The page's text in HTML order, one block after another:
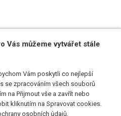
Vás můžeme vytvářet stále
Vám poskytli co nejlepší
se zpracováním všech souborů
na Přijmout vše a zavřít nebo
kliknutím na Spravovat cookies.
osobních údajů.